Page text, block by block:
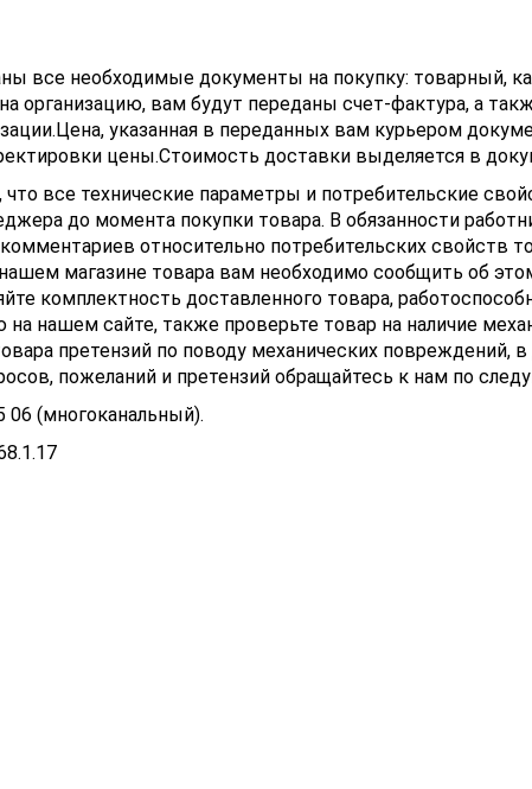
все необходимые документы на покупку: товарный,
организацию, вам будут переданы счет-фактура, а
указанная в переданных вам курьером
цены.Стоимость доставки выделяется в
все технические параметры и потребительские
до момента покупки товара. В обязанности
относительно потребительских свойств
магазине товара вам необходимо сообщить об
комплектность доставленного товара,
на нашем сайте, также проверьте товар на наличие
претензий по поводу механических повреждений,
пожеланий и претензий обращайтесь к нам по
06 (многоканальный).